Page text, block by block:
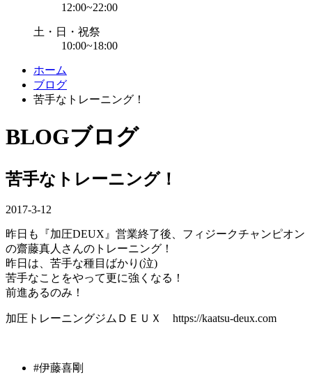
12:00~22:00
土・日・祝祭
10:00~18:00
ホーム
ブログ
苦手なトレーニング！
BLOGブログ
苦手なトレーニング！
2017-3-12
昨日も『加圧DEUX』営業終了後、フィジークチャンピオン
の齋藤真人さんのトレーニング！
昨日は、苦手な種目ばかり(泣)
苦手なことをやって更に強くなる！
前進あるのみ！
加圧トレーニングジムＤＥＵＸ https://kaatsu-deux.com
#伊藤喜剛